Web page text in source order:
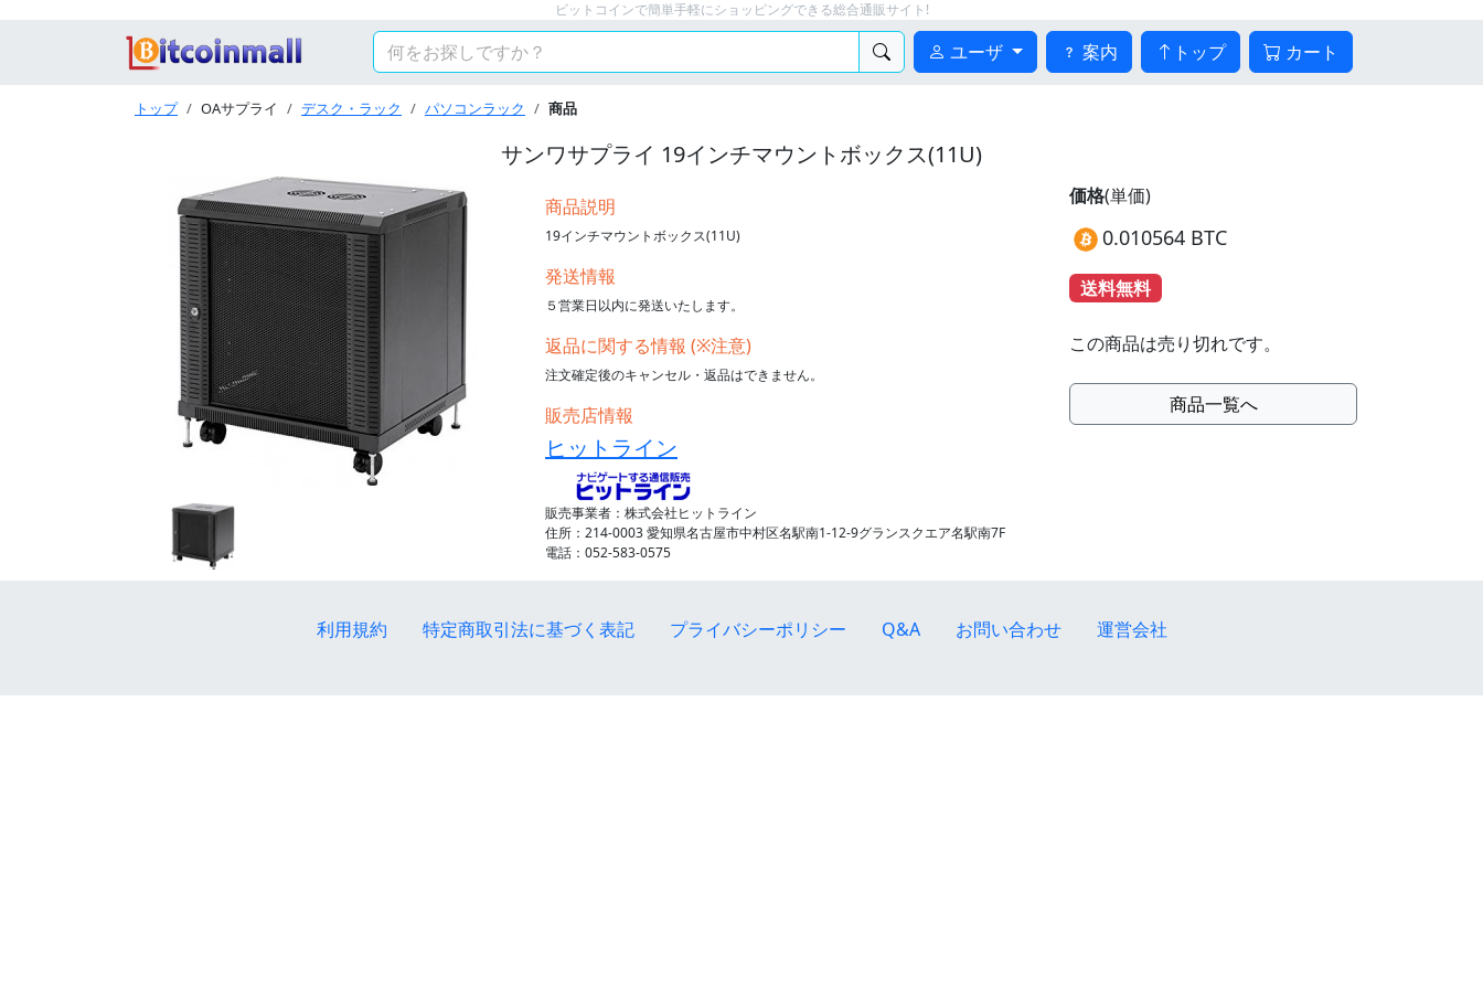
ビットコインで簡単手軽にショッピングできる総合通販サイト!
ユーザ 案内 トップ カート
トップ OAサプライ デスク・ラック パソコンラック 商品
サンワサプライ 19インチマウントボックス(11U)
商品説明
19インチマウントボックス(11U)
発送情報
５営業日以内に発送いたします。
返品に関する情報 (※注意)
注文確定後のキャンセル・返品はできません。
販売店情報
ヒットライン
販売事業者：株式会社ヒットライン
住所：214-0003 愛知県名古屋市中村区名駅南1-12-9グランスクエア名駅南7F
電話：052-583-0575
価格(単価)
0.010564 BTC
送料無料
この商品は売り切れです。
商品一覧へ
利用規約 特定商取引法に基づく表記 プライバシーポリシー Q&A お問い合わせ 運営会社